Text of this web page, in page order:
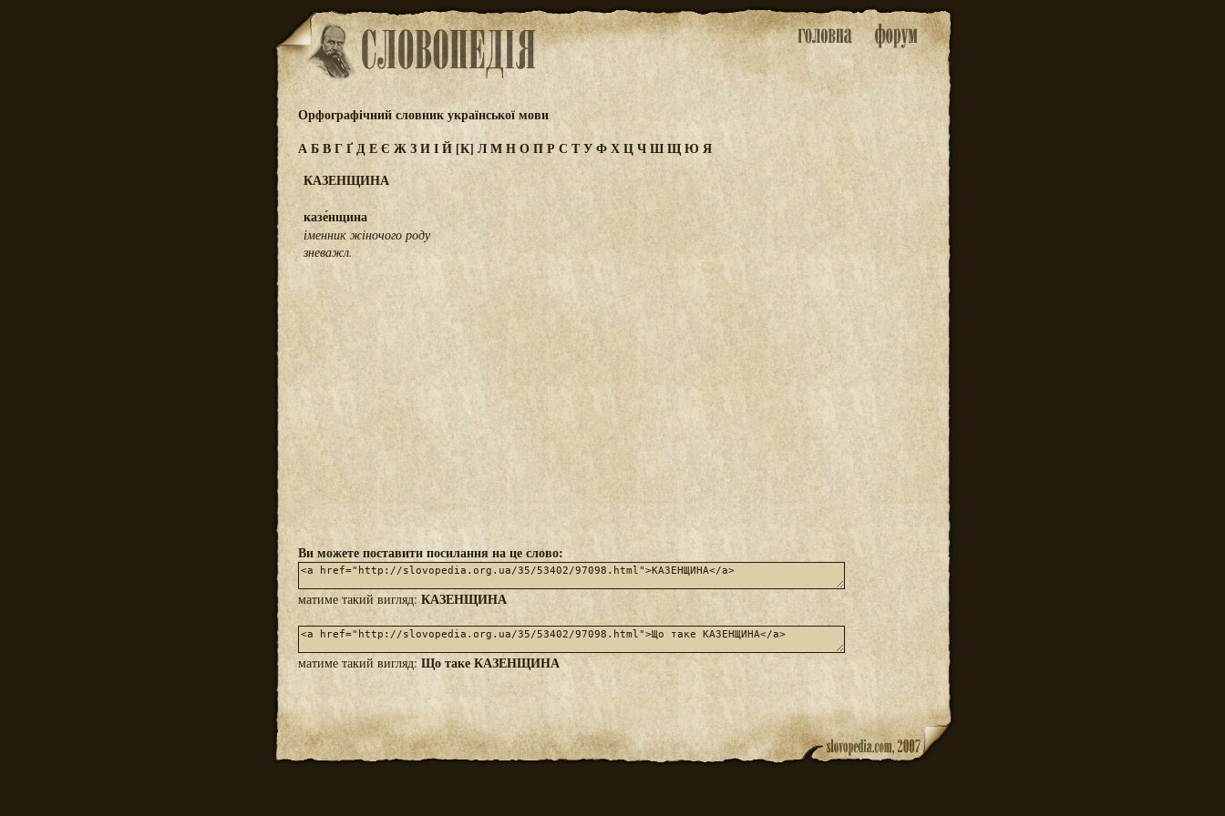
Орфографічний словник української мови
АБВГҐДЕЄ ЖЗИІЙ [К] ЛМНОПРС ТУФХЦЧШЩЮ Я
КАЗЕНЩИНА
казе́нщина
іменник жіночого роду
зневажл.
Ви можете поставити посилання на це слово:
матиме такий вигляд: КАЗЕНЩИНА
матиме такий вигляд:Що таке КАЗЕНЩИНА